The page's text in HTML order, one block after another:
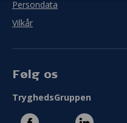
Se hele evaluering
Persondata
Vilkår
Følg os
TryghedsGruppen